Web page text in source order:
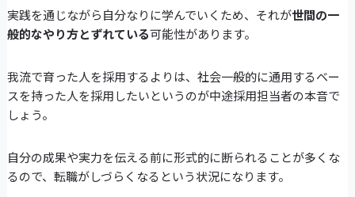
実践を通じながら自分なりに学んでいくため、それが世間の一
般的なやり方とずれている可能性があります。
我流で育った人を採用するよりは、社会一般的に通用するベー
スを持った人を採用したいというのが中途採用担当者の本音で
しょう。
自分の成果や実力を伝える前に形式的に断られることが多くな
るので、転職がしづらくなるという状況になります。